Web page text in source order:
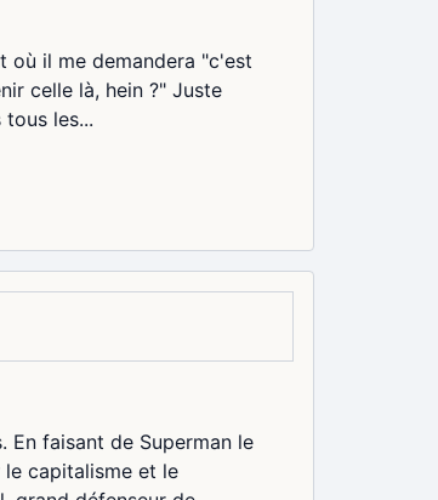
où il me demandera "c'est
celle là, hein ?" Juste
les...
En faisant de Superman le
capitalisme et le